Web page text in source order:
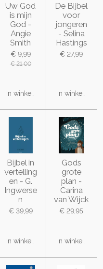
Uw God
is mijn
God -
Angie
Smith
€ 9,99
€ 21,00
In winkelwagen
De Bijbel
voor
jongeren
- Selina
Hastings
€ 27,99
In
Bijbel in
vertelling
en - G.
Ingwerse
n
€ 39,99
In winkelwagen
Gods
grote
plan -
Carina
van Wijck
€ 29,95
In